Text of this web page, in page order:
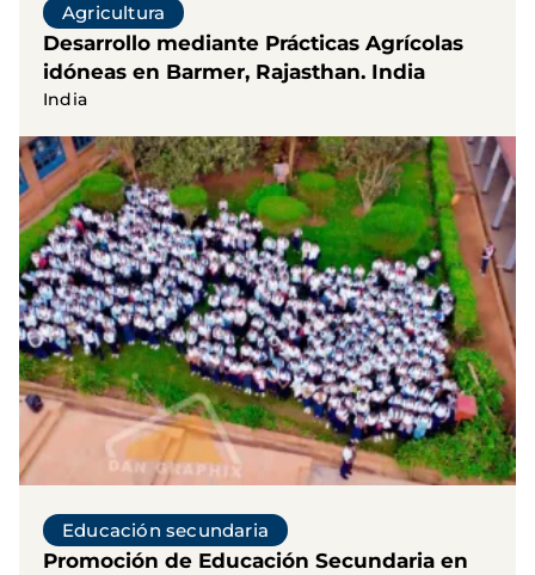
Agricultura
Desarrollo mediante Prácticas Agrícolas
idóneas en Barmer, Rajasthan. India
India
Educación secundaria
Promoción de Educación Secundaria en